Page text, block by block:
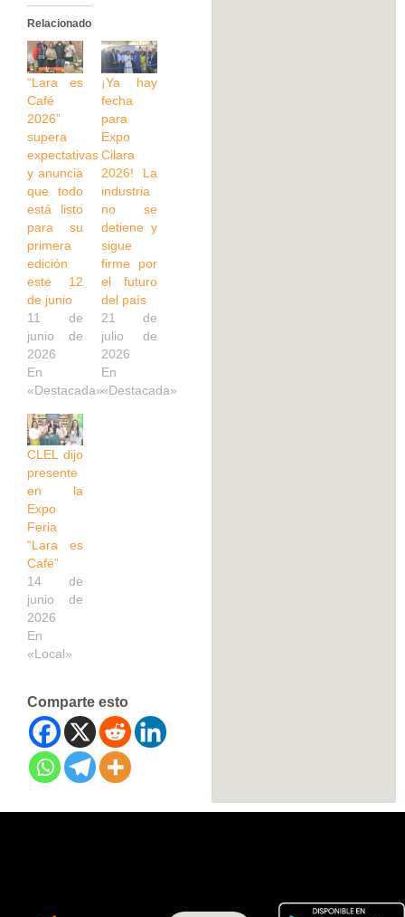
Relacionado
“Lara es
Café
2026”
supera
expectativas
y anuncia
que todo
está listo
para su
primera
edición
este 12
de junio
11 de
junio de
2026
En
«Destacada»
¡Ya hay
fecha
para
Expo
Cilara
2026! La
industria
no se
detiene y
sigue
firme por
el futuro
del país
21 de
julio de
2026
En
«Destacada»
CLEL dijo
presente
en la
Expo
Feria
“Lara es
Café”
14 de
junio de
2026
En
«Local»
Comparte esto